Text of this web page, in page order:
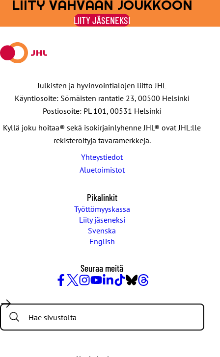
Facebookissa
viestipalvelu
X:ssä
sähköpostilla
WhatsAppilla
Telegramilla
LIITY VAHVAAN JOUKKOON
LIITY JÄSENEKSI
Julkisten ja hyvinvointialojen liitto JHL
Käyntiosoite: Sörnäisten rantatie 23, 00500 Helsinki
Postiosoite: PL 101, 00531 Helsinki
Kyllä joku hoitaa® sekä isokirjainlyhenne JHL® ovat JHL:lle
rekisteröityjä tavaramerkkejä.
Yhteystiedot
Aluetoimistot
Pikalinkit
Työttömyyskassa
Liity jäseneksi
Svenska
English
Seuraa meitä
/
Twitter
Search: